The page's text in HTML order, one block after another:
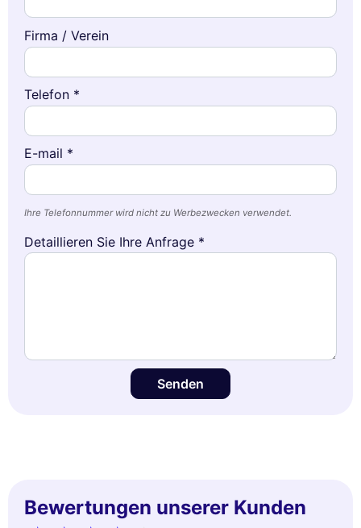
Firma / Verein
Telefon *
E-mail *
Ihre Telefonnummer wird nicht zu Werbezwecken verwendet.
Detaillieren Sie Ihre Anfrage *
Senden
Bewertungen unserer Kunden